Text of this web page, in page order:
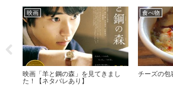
映画
映画「羊と鋼の森」を見てきまし
た！【ネタバレあり】
食べ物
チーズの包